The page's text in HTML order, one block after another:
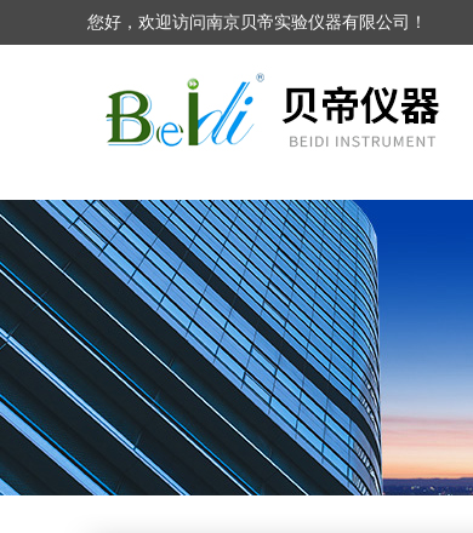
您好，欢迎访问南京贝帝实验仪器有限公司！